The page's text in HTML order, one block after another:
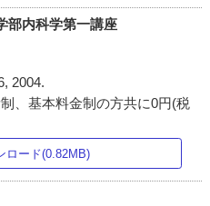
部内科学第一講座
2004.
、基本料金制の方共に0円(税
ロード(0.82MB)